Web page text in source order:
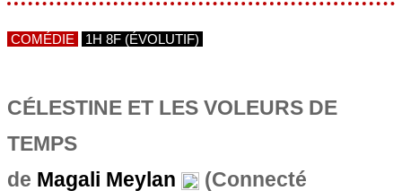
COMÉDIE 1H 8F (ÉVOLUTIF)
CÉLESTINE ET LES VOLEURS DE
TEMPS
de Magali Meylan
(Connecté